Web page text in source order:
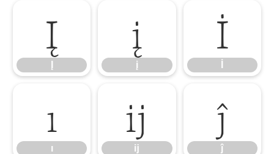
Į į
į
İ
ı
ı
ĳ
ĳ
ĵ
ĵ